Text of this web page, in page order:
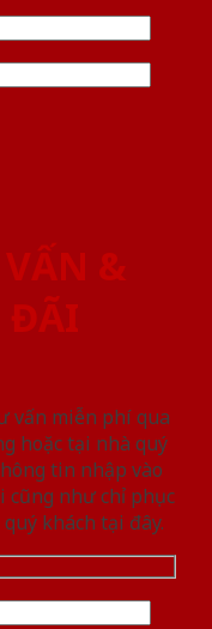
&
ĐÃI
vấn miễn phí qua
hoặc tại nhà quý
tin nhập vào
cũng như chỉ phục
khách tại đây.